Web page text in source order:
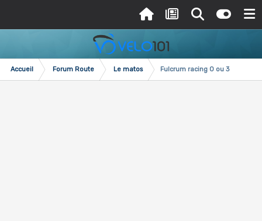
Accueil Forum Route Le matos Fulcrum racing 0 ou 3